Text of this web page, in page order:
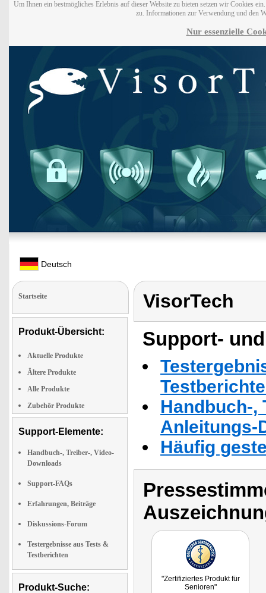
Um Ihnen ein bestmögliches Erlebnis auf dieser Website zu bieten setzen wir Cookies
zu. Informationen zur Verwendung und den
Nur essenzielle
Deutsch
Startseite
Produkt-Übersicht:
Aktuelle Produkte
Ältere Produkte
Alle Produkte
Zubehör Produkte
Support-Elemente:
Handbuch-, Treiber-, Video-
Downloads
Support-FAQs
Erfahrungen, Beiträge
Diskussions-Forum
Testergebnisse aus Tests &
Testberichten
Produkt-Suche:
VisorTech
Support-
Handbuch-,
Anleitungs-
Häufig
"Zertifiziertes Produkt für
Senioren"